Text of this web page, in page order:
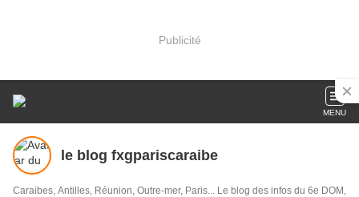
Publicité
MENU
le blog fxgpariscaraibe
Caraibes, Antilles, Réunion, Outre-mer, Paris... Le blog des infos du 6e DOM,